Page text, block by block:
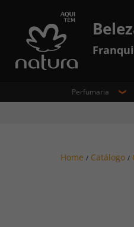
Perfumaria
Home / Catálogo /